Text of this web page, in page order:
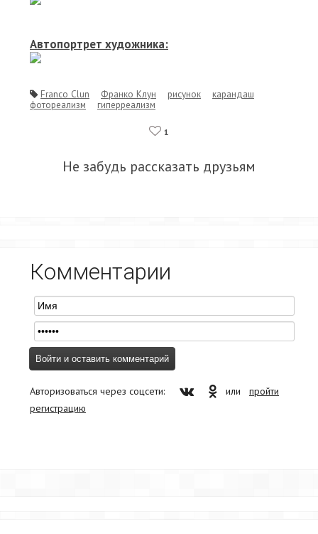
Автопортрет художника:
Franco Clun Франко Клун рисунок
карандаш
фотореализм
гиперреализм
1
Не забудь рассказать друзьям
Комментарии
Авторизоваться через соцсети: или пройти
регистрацию